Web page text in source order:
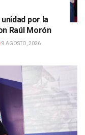
por la
Raúl Morón
9 AGOSTO, 2026